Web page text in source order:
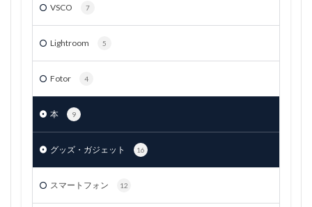
VSCO 7
Lightroom 5
Fotor 4
本 9
グッズ・ガジェット 16
スマートフォン 12